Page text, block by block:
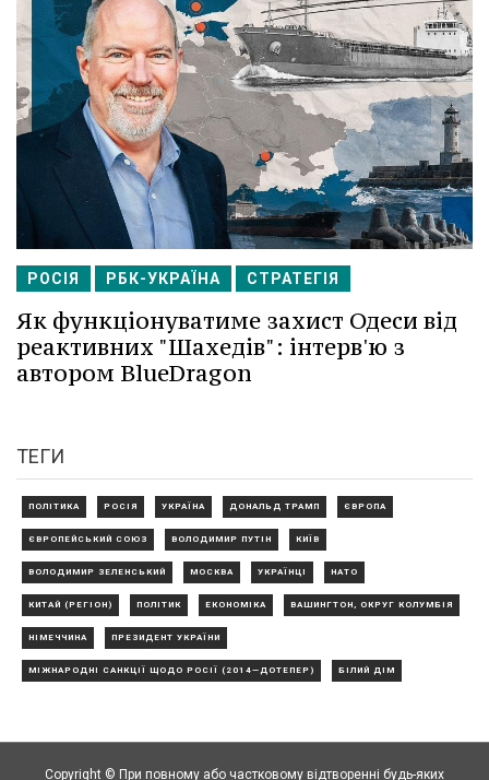
РОСІЯ РБК-УКРАЇНА СТРАТЕГІЯ
Як функціонуватиме захист Одеси від
реактивних "Шахедів": інтерв'ю з
автором BlueDragon
ТЕГИ
ПОЛІТИКА РОСІЯ УКРАЇНА ДОНАЛЬД ТРАМП ЄВРОПА
ЄВРОПЕЙСЬКИЙ СОЮЗ ВОЛОДИМИР ПУТІН КИЇВ
ВОЛОДИМИР ЗЕЛЕНСЬКИЙ МОСКВА УКРАЇНЦІ НАТО
КИТАЙ (РЕГІОН) ПОЛІТИК ЕКОНОМІКА ВАШИНГТОН, ОКРУГ КОЛУМБІЯ
НІМЕЧЧИНА ПРЕЗИДЕНТ УКРАЇНИ
МІЖНАРОДНІ САНКЦІЇ ЩОДО РОСІЇ (2014—ДОТЕПЕР) БІЛИЙ ДІМ
Copyright © При повному або частковому відтворенні будь-яких